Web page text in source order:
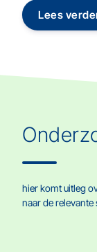
Lees
hier komt uitleg
naar de relevante